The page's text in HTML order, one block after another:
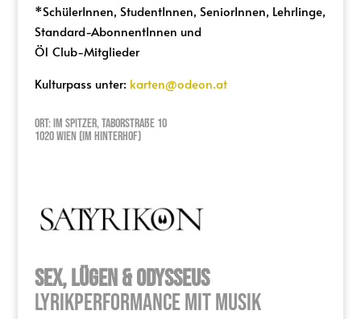
*SchülerInnen, StudentInnen, SeniorInnen, Lehrlinge,
Standard-AbonnentInnen und
Ö1 Club-Mitglieder
Kulturpass unter: karten@odeon.at
Ort: Im Spitzer, Taborstraße 10
1020 Wien (Im Hinterhof)
SEX, LÜGEN & ODYSSEUS
Lyrikperformance mit Musik